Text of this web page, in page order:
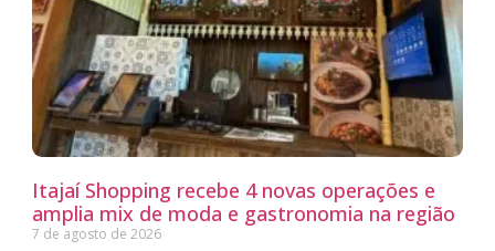
Itajaí Shopping recebe 4 novas operações e
amplia mix de moda e gastronomia na região
7 de agosto de 2026